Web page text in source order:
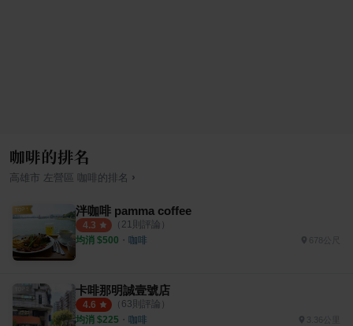
咖啡的排名
高雄市 左營區 咖啡 的排名 ›
泮咖啡 pamma coffee
4.3 （ 21 則評論）
均消 $500 ・ 咖啡
卡啡那明誠壹號店
4.6 （ 63則評論）
均消 $225 ・ 咖啡